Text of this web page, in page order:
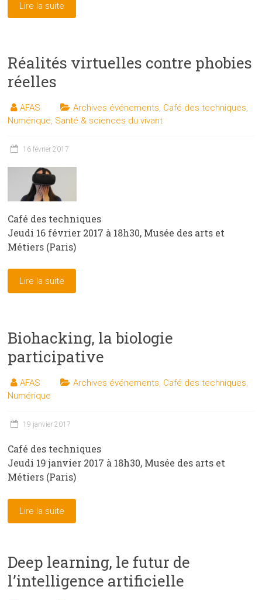
Lire la suite
Réalités virtuelles contre phobies
réelles
AFAS Archives événements, Café des techniques,
Numérique, Santé & sciences du vivant
16 février 2017
Café des techniques
Jeudi 16 février 2017 à 18h30, Musée des arts et
Métiers (Paris)
Lire la suite
Biohacking, la biologie
participative
AFAS Archives événements, Café des techniques,
Numérique
19 janvier 2017
Café des techniques
Jeudi 19 janvier 2017 à 18h30, Musée des arts et
Métiers (Paris)
Lire la suite
Deep learning, le futur de
l’intelligence artificielle